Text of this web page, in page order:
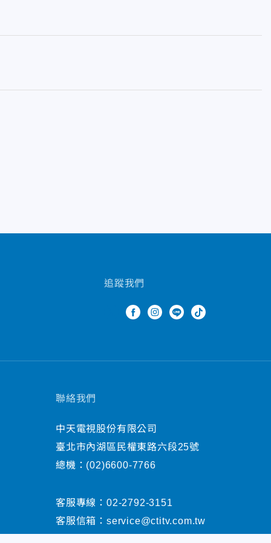
追蹤我們
聯絡我們
中天電視股份有限公司
臺北市內湖區民權東路六段25號
總機： (02)6600-7766
客服專線： 02-2792-3151
客服信箱： service@ctitv.com.tw